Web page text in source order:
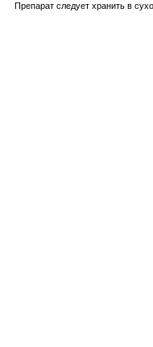
Препарат следует хранить в